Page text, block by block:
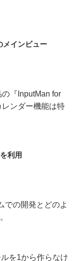
メインビュー
『InputMan for
ンダー機能は特
利用
の開発とどのよ
を1から作らなけ